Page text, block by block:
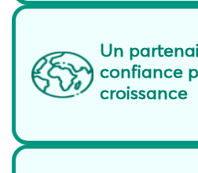
Un
confiance
croissance